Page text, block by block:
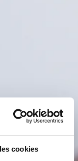
cookies